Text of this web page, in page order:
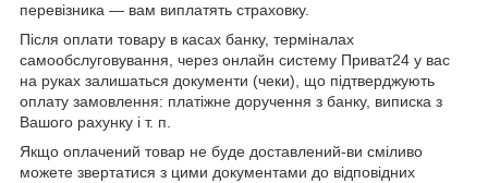
перевізника ― вам виплатять страховку.
Після оплати товару в касах банку, терміналах
самообслуговування, через онлайн систему Приват24 у вас
на руках залишаться документи (чеки), що підтверджують
оплату замовлення: платіжне доручення з банку, виписка з
Вашого рахунку і т. п.
Якщо оплачений товар не буде доставлений-ви сміливо
можете звертатися з цими документами до відповідних